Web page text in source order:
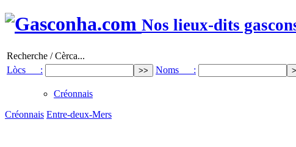
Nos lieux-dits
Recherche / Cèrca...
Lòcs :
Noms :
Créonnais
Créonnais Entre-deux-Mers